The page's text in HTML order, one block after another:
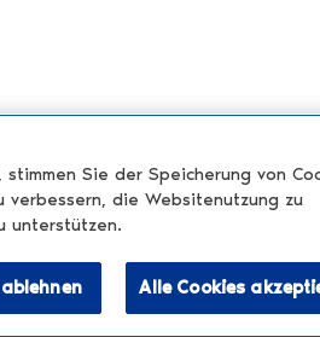
Sie der Speicherung von
die Websitenutzung zu
unterstützen.
Alle Cookies